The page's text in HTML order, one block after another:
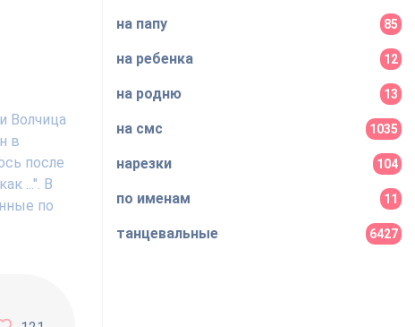
Волчица
в
после
...". В
по
!!!
на папу 85
на ребенка 12
на родню 13
на смс 1035
нарезки 104
по именам 11
танцевальные 6427